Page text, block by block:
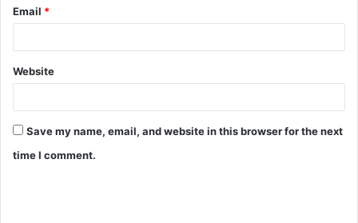
Email *
Website
Save my name, email, and website in this browser for the next
time I comment.